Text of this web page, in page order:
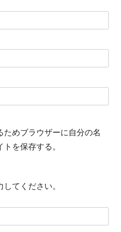
めブラウザーに自分の名
を保存する。
てください。